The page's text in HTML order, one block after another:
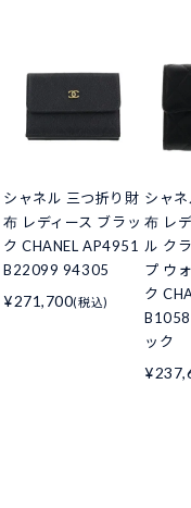
シャネル 三つ折り財
布 レディース ブラッ
ク CHANEL AP4951
B22099 94305
¥271,700(税込)
シャ
布 レ
ル ク
プ ウ
ク
ック